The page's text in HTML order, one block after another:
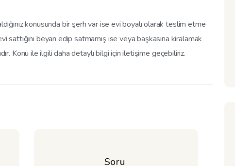
konusunda bir şerh var ise evi boyalı olarak teslim etme
beyan edip satmamış ise veya başkasına kiralamak
Konu ile ilgili daha detaylı bilgi için iletişime geçebiliriz.
Soru